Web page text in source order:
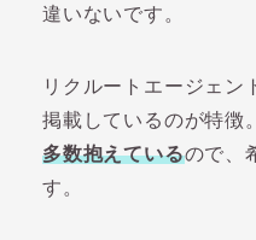
違いないです。
リクルートエージェン
掲載しているのが特徴。
多数抱えているので、
す。